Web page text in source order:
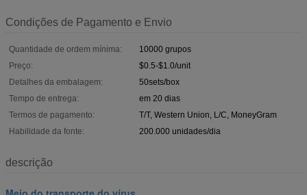
Condições de Pagamento e Envio
Quantidade de ordem mínima:
10000 grupos
Preço:
$0.5-$1.0/unit
Detalhes da embalagem:
50sets/box
Tempo de entrega:
em 20 dias
Termos de pagamento:
T/T, Western Union, L/C, MoneyGram
Habilidade da fonte:
200.000 unidades/dia
descrição